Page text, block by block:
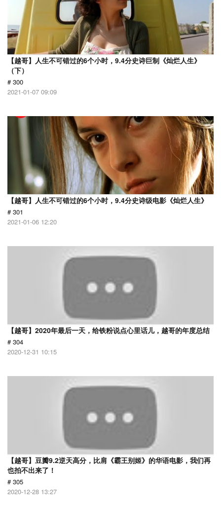
【越哥】人生不可错过的6个小时，9.4分史诗巨制《灿烂人生》
（下）
# 300
2021-01-07 09:09
【越哥】人生不可错过的6个小时，9.4分史诗级电影《灿烂人生》
# 301
2021-01-06 12:20
【越哥】2020年最后一天，给铁粉说点心里话儿，越哥的年度总结
# 304
2020-12-31 10:15
【越哥】豆瓣9.2逆天高分，比肩《霸王别姬》的华语电影，我们再
也拍不出来了！
# 305
2020-12-28 13:27